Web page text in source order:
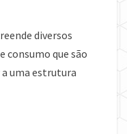
diversos
consumo que são
uma estrutura